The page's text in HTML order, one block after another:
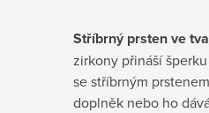
Stříbrný prsten ve
zirkony přináší
se stříbrným
doplněk nebo ho